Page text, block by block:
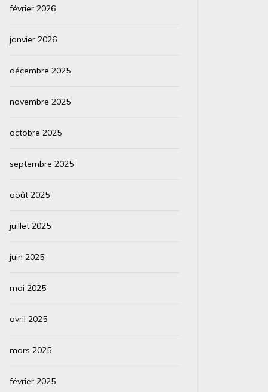
NASA a pu collecter des données à partir de
février 2026
janvier 2026
décembre 2025
novembre 2025
octobre 2025
septembre 2025
août 2025
juillet 2025
juin 2025
mai 2025
avril 2025
mars 2025
février 2025